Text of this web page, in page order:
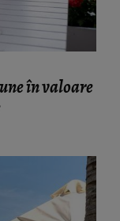
în valoare